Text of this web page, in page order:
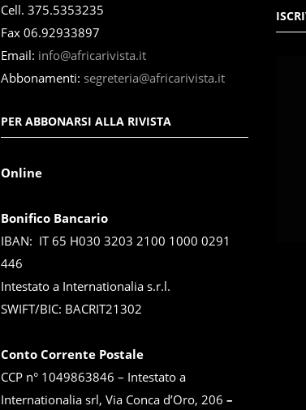
Cell. 375.5353235
Fax 06.92933897
Email: info@africarivista.it
Abbonamenti: segreteria@africarivista.it
PER ABBONARSI ALLA RIVISTA
Online
Bonifico Bancario
IBAN: IT 65 H030 3203 2100 1000 0291
446
Intestato a Internationalia s.r.l.
SWIFT/BIC: BACRIT21302
Conto Corrente Postale
CCP n° 1049863846 – Intestato a
Internationalia srl, Via Conca d’Oro, 206 –